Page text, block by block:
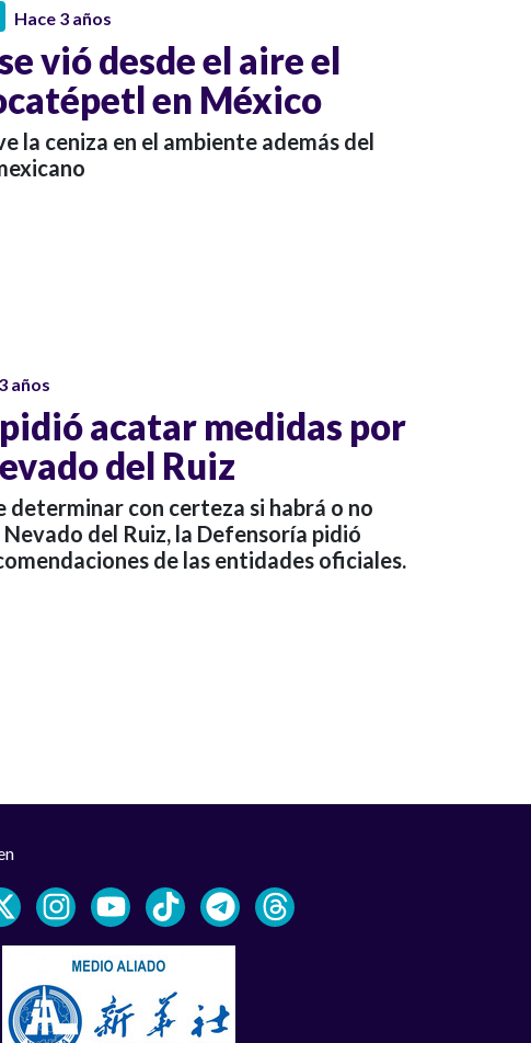
Hace 3 años
vió desde el aire el
en México
la ceniza en el ambiente además del
años
acatar medidas por
del Ruiz
determinar con certeza si habrá o no
del Ruiz, la Defensoría pidió
de las entidades oficiales.